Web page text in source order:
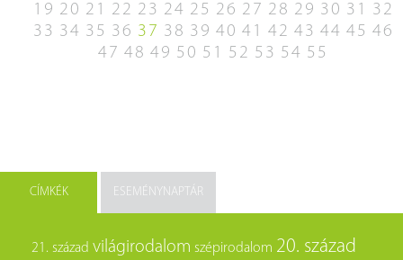
19 20 21 22 23 24 25 26 27 28 29 30 31 32
33 34 35 36 37 38 39 40 41 42 43 44 45 46
47 48 49 50 51 52 53 54 55
CÍMKÉK ESEMÉNYNAPTÁR
21. század világirodalom szépirodalom 20. század